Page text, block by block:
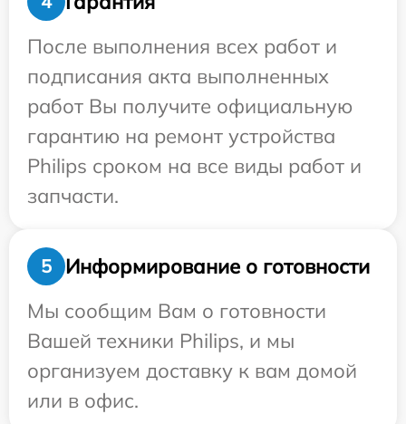
После выполнения всех работ и
подписания акта выполненных
работ Вы получите официальную
гарантию на ремонт устройства
Philips сроком на все виды работ и
запчасти.
5
Информирование о готовности
Мы сообщим Вам о готовности
Вашей техники Philips, и мы
организуем доставку к вам домой
или в офис.